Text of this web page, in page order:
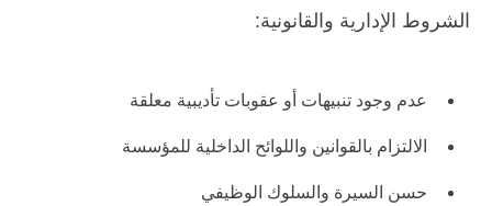
الشروط الإدارية والقانونية:
عدم وجود تنبيهات أو عقوبات تأديبية معلقة
الالتزام بالقوانين واللوائح الداخلية للمؤسسة
حسن السيرة والسلوك الوظيفي